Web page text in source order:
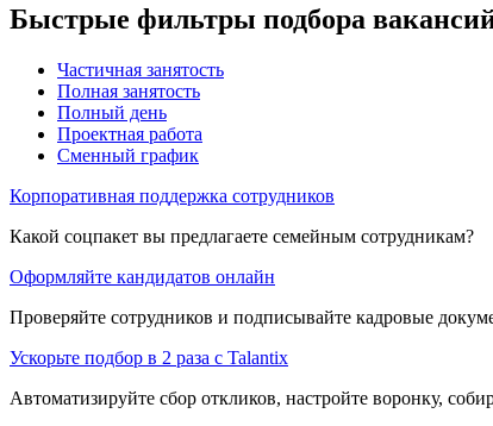
Быстрые фильтры подбора
Частичная занятость
Полная занятость
Полный день
Проектная работа
Сменный график
Корпоративная поддержка сотрудников
Какой соцпакет вы предлагаете семейным сотрудникам?
Оформляйте кандидатов онлайн
Проверяйте сотрудников и подписывайте кадровые
Ускорьте подбор в 2 раза с Talantix
Автоматизируйте сбор откликов, настройте воронку,